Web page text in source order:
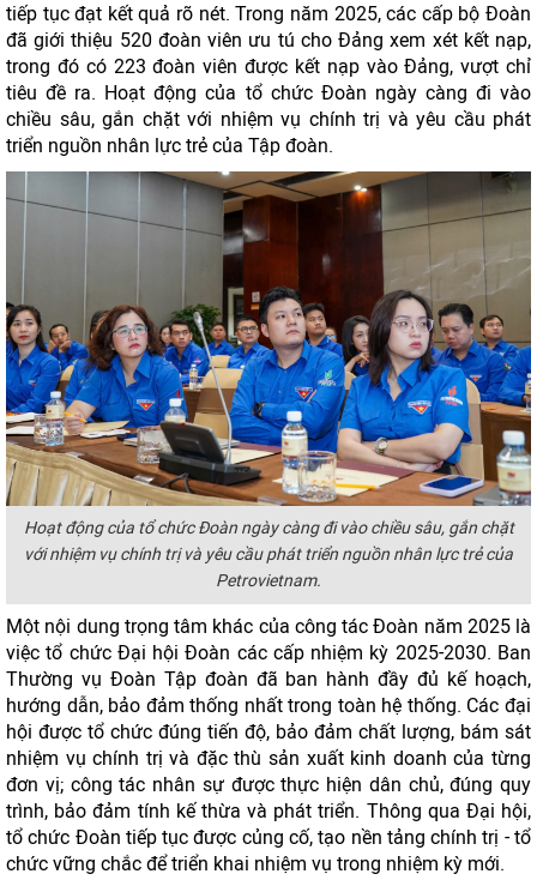
tiếp tục đạt kết quả rõ nét. Trong năm 2025, các cấp bộ Đoàn
đã giới thiệu 520 đoàn viên ưu tú cho Đảng xem xét kết nạp,
trong đó có 223 đoàn viên được kết nạp vào Đảng, vượt chỉ
tiêu đề ra. Hoạt động của tổ chức Đoàn ngày càng đi vào
chiều sâu, gắn chặt với nhiệm vụ chính trị và yêu cầu phát
triển nguồn nhân lực trẻ của Tập đoàn.
Hoạt động của tổ chức Đoàn ngày càng đi vào chiều sâu, gắn chặt
với nhiệm vụ chính trị và yêu cầu phát triển nguồn nhân lực trẻ của
Petrovietnam.
Một nội dung trọng tâm khác của công tác Đoàn năm 2025 là
việc tổ chức Đại hội Đoàn các cấp nhiệm kỳ 2025-2030. Ban
Thường vụ Đoàn Tập đoàn đã ban hành đầy đủ kế hoạch,
hướng dẫn, bảo đảm thống nhất trong toàn hệ thống. Các đại
hội được tổ chức đúng tiến độ, bảo đảm chất lượng, bám sát
nhiệm vụ chính trị và đặc thù sản xuất kinh doanh của từng
đơn vị; công tác nhân sự được thực hiện dân chủ, đúng quy
trình, bảo đảm tính kế thừa và phát triển. Thông qua Đại hội,
tổ chức Đoàn tiếp tục được củng cố, tạo nền tảng chính trị - tổ
chức vững chắc để triển khai nhiệm vụ trong nhiệm kỳ mới.